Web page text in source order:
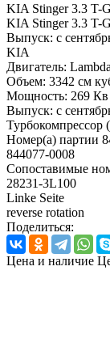
KIA Stinger 3.3 T-
KIA Stinger 3.3 T-
Выпуск: с
KIA
Двигатель:
Объем: 3342 см
Мощность: 269
Выпуск: с
Турбокомпрессор
Номер(а) партии
844077-0008
Сопоставимые
28231-3L100
Linke Seite
reverse rotation
Поделиться:
Цена и наличие